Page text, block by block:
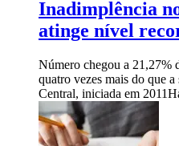
Inadimplência
atinge nível
Número chegou a 21,27%
quatro vezes mais do que
Central, iniciada em 2011